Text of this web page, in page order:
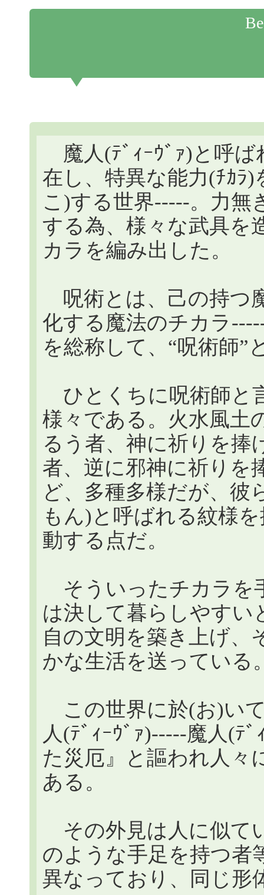
魔人(ﾃﾞｨｰｳﾞｧ)と呼ば
在し、特異な能力(ﾁｶﾗ
こ)する世界-----。力無
する為、様々な武具を
カラを編み出した。
呪術とは、己の持つ
化する魔法のチカラ
を総称して、“呪術師”
ひとくちに呪術師と
様々である。火水風土
るう者、神に祈りを捧
者、逆に邪神に祈りを
ど、多種多様だが、彼
もん)と呼ばれる紋様
動する点だ。
そういったチカラを
は決して暮らしやすい
自の文明を築き上げ、
かな生活を送っている
この世界に於(お)い
人(ﾃﾞｨｰｳﾞｧ)-----魔人(ﾃ
た災厄』と謳われ人々
ある。
その外見は人に似て
のような手足を持つ者
異なっており、同じ形